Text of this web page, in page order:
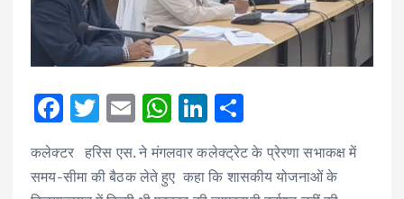
F
e
T
w
it
E
m
ai
W
at
Li
n
k
h
ar
कलेक्टर हरिस एस. ने मंगलवार कलेक्ट्रेट के प्रेरणा सभाकक्ष में
समय-सीमा की बैठक लेते हुए कहा कि शासकीय योजनाओं के